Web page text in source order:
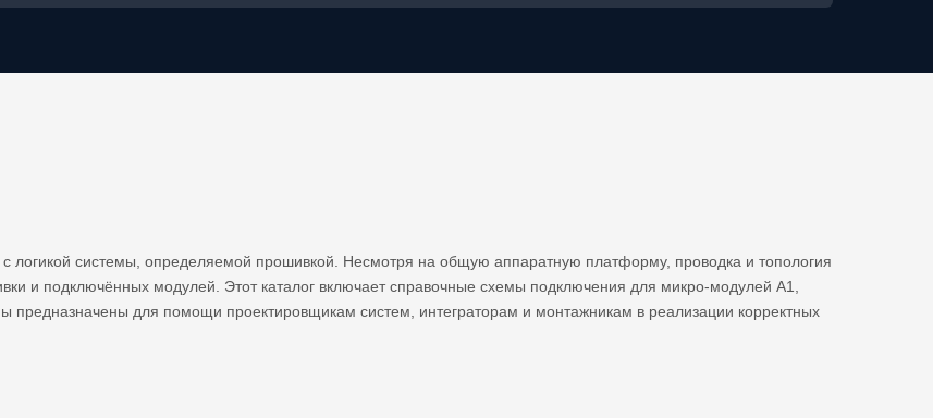
логикой системы, определяемой прошивкой. Несмотря на общую аппаратную платформу, проводка и топология
и подключённых модулей. Этот каталог включает справочные схемы подключения для микро-модулей A1,
для помощи проектировщикам систем, интеграторам и монтажникам в реализации корректных